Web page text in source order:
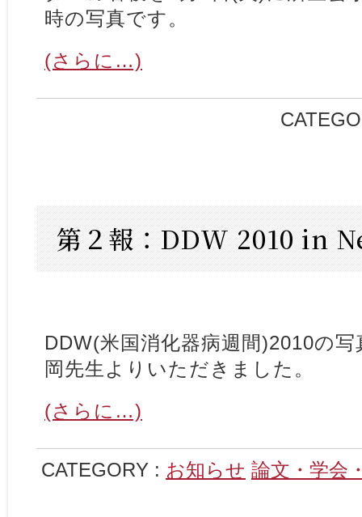
時の写真です。
(さらに…)
第２報：DDW 2010 in
DDW(米国消化器病週間)2010の
岡先生よりいただきました。
(さらに…)
CATEGORY : お知らせ 論文・学会